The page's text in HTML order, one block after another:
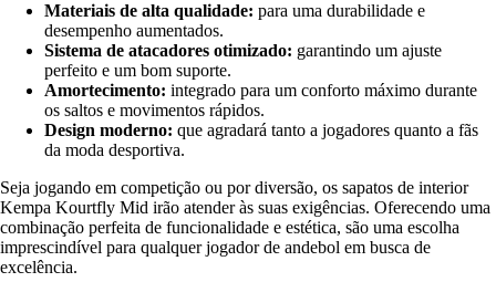
Materiais de alta qualidade: para uma durabilidade e
desempenho aumentados.
Sistema de atacadores otimizado: garantindo um ajuste
perfeito e um bom suporte.
Amortecimento: integrado para um conforto máximo durante
os saltos e movimentos rápidos.
Design moderno: que agradará tanto a jogadores quanto a fãs
da moda desportiva.
Seja jogando em competição ou por diversão, os sapatos de interior
Kempa Kourtfly Mid irão atender às suas exigências. Oferecendo uma
combinação perfeita de funcionalidade e estética, são uma escolha
imprescindível para qualquer jogador de andebol em busca de
excelência.